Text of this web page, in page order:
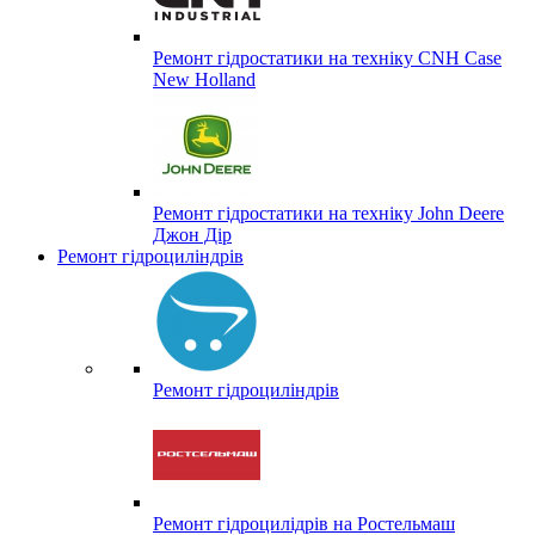
Ремонт гідростатики на техніку CNH Case
New Holland
Ремонт гідростатики на техніку John Deere
Джон Дір
Ремонт гідроциліндрів
Ремонт гідроциліндрів
Ремонт гідроцилідрів на Ростельмаш